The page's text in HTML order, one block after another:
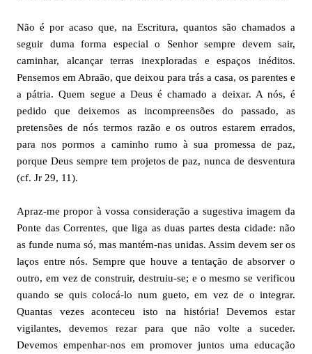
Não é por acaso que, na Escritura, quantos são chamados a
seguir duma forma especial o Senhor sempre devem sair,
caminhar, alcançar terras inexploradas e espaços inéditos.
Pensemos em Abraão, que deixou para trás a casa, os parentes e
a pátria. Quem segue a Deus é chamado a deixar. A nós, é
pedido que deixemos as incompreensões do passado, as
pretensões de nós termos razão e os outros estarem errados,
para nos pormos a caminho rumo à sua promessa de paz,
porque Deus sempre tem projetos de paz, nunca de desventura
(cf. Jr 29, 11).
Apraz-me propor à vossa consideração a sugestiva imagem da
Ponte das Correntes, que liga as duas partes desta cidade: não
as funde numa só, mas mantém-nas unidas. Assim devem ser os
laços entre nós. Sempre que houve a tentação de absorver o
outro, em vez de construir, destruiu-se; e o mesmo se verificou
quando se quis colocá-lo num gueto, em vez de o integrar.
Quantas vezes aconteceu isto na história! Devemos estar
vigilantes, devemos rezar para que não volte a suceder.
Devemos empenhar-nos em promover juntos uma educação